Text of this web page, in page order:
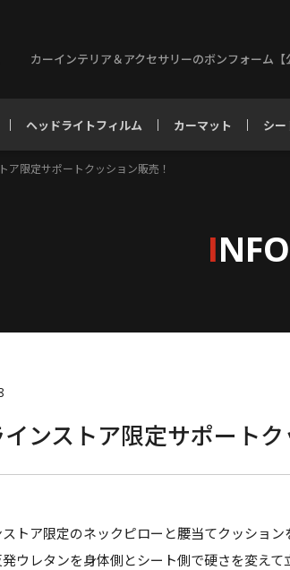
カーインテリア＆アクセサリーのボンフォーム【
ヘッドライトフィルム カーマット シー
ア限定サポートクッション販売！
I
ンストア限定サポートク
トア限定のネックピローと腰当てクッション
ウレタンを身体側とシート側で硬さを変え